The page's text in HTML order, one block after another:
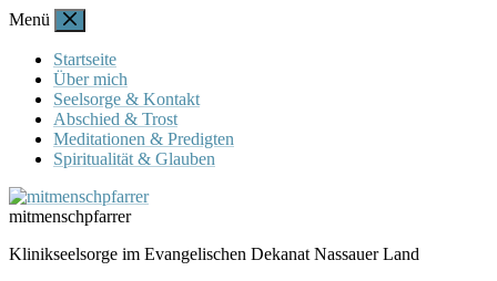
Zum
springen
Menü
Startseite
Über mich
Seelsorge & Kontakt
Abschied & Trost
Meditationen & Predigten
Spiritualität & Glauben
mitmenschpfarrer
Klinikseelsorge im Evangelischen Dekanat Nassauer Land